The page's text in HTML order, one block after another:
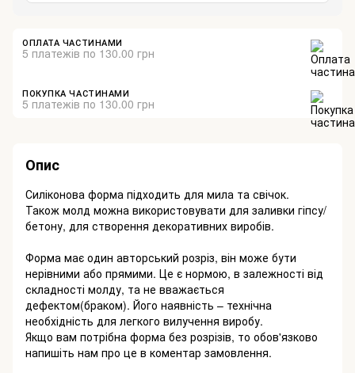
ОПЛАТА ЧАСТИНАМИ
5 платежів по 130.00 грн
ПОКУПКА ЧАСТИНАМИ
5 платежів по 130.00 грн
Опис
Силіконова форма підходить для мила та свічок.
Також молд можна використовувати для заливки гіпсу/
бетону, для створення декоративних виробів.
Форма має один авторський розріз, він може бути
нерівними або прямими. Це є нормою, в залежності від
складності молду, та не вважається
дефектом(браком). Його наявність – технічна
необхідність для легкого вилучення виробу.
Якщо вам потрібна форма без розрізів, то обов'язково
напишіть нам про це в коментар замовлення.